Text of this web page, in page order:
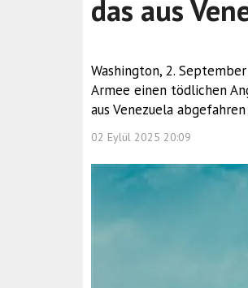
das aus
Washington, 2.
Armee einen tödlichen
aus Venezuela
02 Eylül 2025 20:09